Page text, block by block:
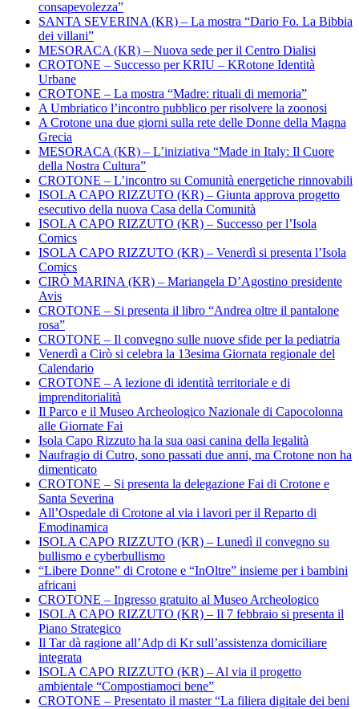
consapevolezza”
SANTA SEVERINA (KR) – La mostra “Dario Fo. La Bibbia
dei villani”
MESORACA (KR) – Nuova sede per il Centro Dialisi
CROTONE – Successo per KRIU – KRotone Identità
Urbane
CROTONE – La mostra “Madre: rituali di memoria”
A Umbriatico l’incontro pubblico per risolvere la zoonosi
A Crotone una due giorni sulla rete delle Donne della Magna
Grecia
MESORACA (KR) – L’iniziativa “Made in Italy: Il Cuore
della Nostra Cultura”
CROTONE – L’incontro su Comunità energetiche rinnovabili
ISOLA CAPO RIZZUTO (KR) – Giunta approva progetto
esecutivo della nuova Casa della Comunità
ISOLA CAPO RIZZUTO (KR) – Successo per l’Isola
Comics
ISOLA CAPO RIZZUTO (KR) – Venerdì si presenta l’Isola
Comics
CIRÒ MARINA (KR) – Mariangela D’Agostino presidente
Avis
CROTONE – Si presenta il libro “Andrea oltre il pantalone
rosa”
CROTONE – Il convegno sulle nuove sfide per la pediatria
Venerdì a Cirò si celebra la 13esima Giornata regionale del
Calendario
CROTONE – A lezione di identità territoriale e di
imprenditorialità
Il Parco e il Museo Archeologico Nazionale di Capocolonna
alle Giornate Fai
Isola Capo Rizzuto ha la sua oasi canina della legalità
Naufragio di Cutro, sono passati due anni, ma Crotone non ha
dimenticato
CROTONE – Si presenta la delegazione Fai di Crotone e
Santa Severina
All’Ospedale di Crotone al via i lavori per il Reparto di
Emodinamica
ISOLA CAPO RIZZUTO (KR) – Lunedì il convegno su
bullismo e cyberbullismo
“Libere Donne” di Crotone e “InOltre” insieme per i bambini
africani
CROTONE – Ingresso gratuito al Museo Archeologico
ISOLA CAPO RIZZUTO (KR) – Il 7 febbraio si presenta il
Piano Strategico
Il Tar dà ragione all’Adp di Kr sull’assistenza domiciliare
integrata
ISOLA CAPO RIZZUTO (KR) – Al via il progetto
ambientale “Compostiamoci bene”
CROTONE – Presentato il master “La filiera digitale dei beni